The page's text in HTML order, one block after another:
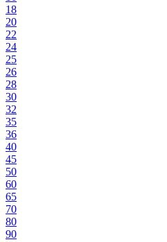
18
20
22
24
25
26
28
30
32
35
36
40
45
50
60
65
70
80
90